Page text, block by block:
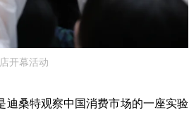
开幕活动
桑特观察中国消费市场的一座实验